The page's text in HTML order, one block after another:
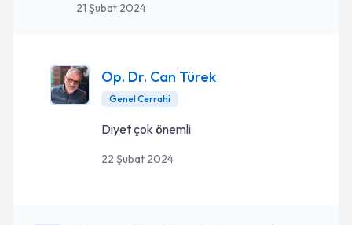
21 Şubat 2024
Op. Dr. Can Türek
Genel Cerrahi
Diyet çok önemli
22 Şubat 2024